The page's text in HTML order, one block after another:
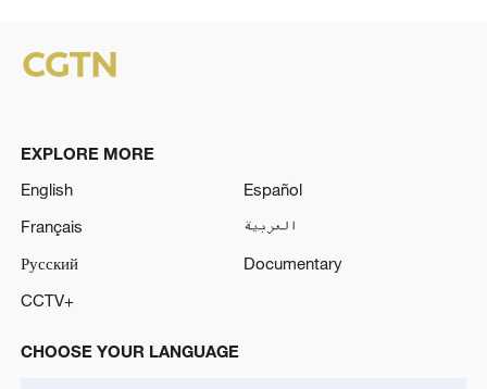
EXPLORE MORE
English
Español
Français
العربية
Русский
Documentary
CCTV+
CHOOSE YOUR LANGUAGE